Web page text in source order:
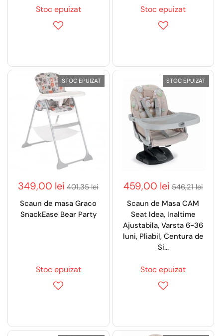
Stoc epuizat Stoc epuizat
349,00 lei 401,35 lei
Scaun de masa Graco
SnackEase Bear Party
Stoc epuizat
STOC EPUIZAT
459,00 lei 546,21 lei
Scaun de Masa CAM
Seat Idea, Inaltime
Ajustabila, Varsta 6-36
luni, Pliabil, Centura de
Si...
Stoc epuizat
STOC EPUIZAT